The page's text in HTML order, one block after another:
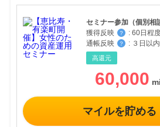
セミナー参加（個別相
獲得反映
？ : 60日程
通帳反映
？ : ３日以内
高還元
60,000
マイルを貯める